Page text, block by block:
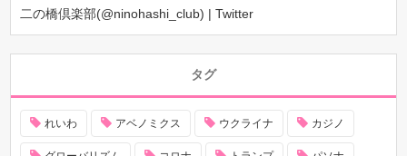
二の橋倶楽部(@ninohashi_club) | Twitter
タグ
れいわ アベノミクス ウクライナ カジノ